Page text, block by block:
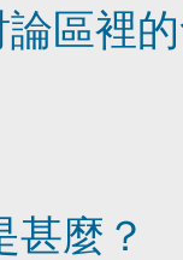
區裡
甚麼？